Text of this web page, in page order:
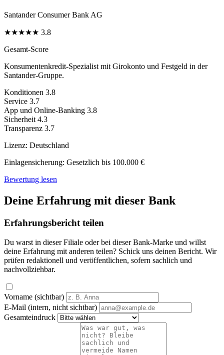
Santander Consumer Bank AG
★★★★★ 3.8
Gesamt-Score
Konsumentenkredit-Spezialist mit Girokonto und Festgeld in der
Santander-Gruppe.
Konditionen 3.8
Service 3.7
App und Online-Banking 3.8
Sicherheit 4.3
Transparenz 3.7
Lizenz: Deutschland
Einlagensicherung: Gesetzlich bis 100.000 €
Bewertung lesen
Deine Erfahrung mit dieser Bank
Erfahrungsbericht teilen
Du warst in dieser Filiale oder bei dieser Bank-Marke und willst
deine Erfahrung mit anderen teilen? Schick uns deinen Bericht. Wir
prüfen redaktionell und veröffentlichen, sofern sachlich und
nachvollziehbar.
Vorname (sichtbar)
E-Mail (intern, nicht sichtbar)
Gesamteindruck